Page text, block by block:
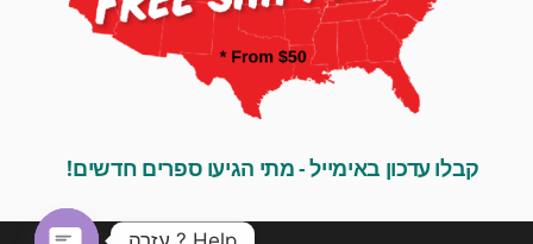
קבלו עדכון באימייל - מתי הגיעו ספרים חדשים!